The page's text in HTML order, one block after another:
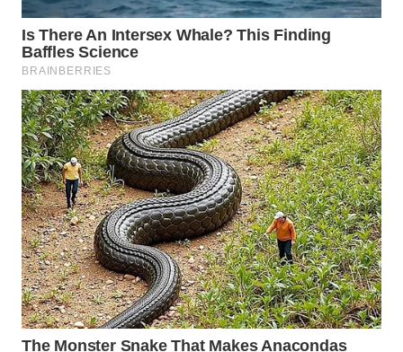
UTARA
WN
SAMOSIR
WN
PADANG
LAWAS
WN
SUMEDANG
WN
CIANJUR
WN